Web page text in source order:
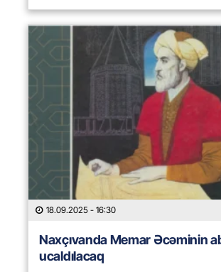
18.09.2025 - 16:30
Naxçıvanda Memar Əcəminin
ucaldılacaq